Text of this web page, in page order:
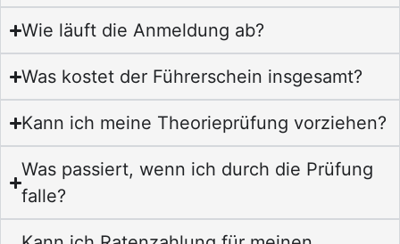
Wie läuft die Anmeldung ab?
Was kostet der Führerschein insgesamt?
Kann ich meine Theorieprüfung vorziehen?
Was passiert, wenn ich durch die Prüfung
falle?